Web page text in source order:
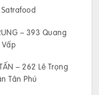
– 393 Quang
– 262 Lê Trọng
Tân Phú